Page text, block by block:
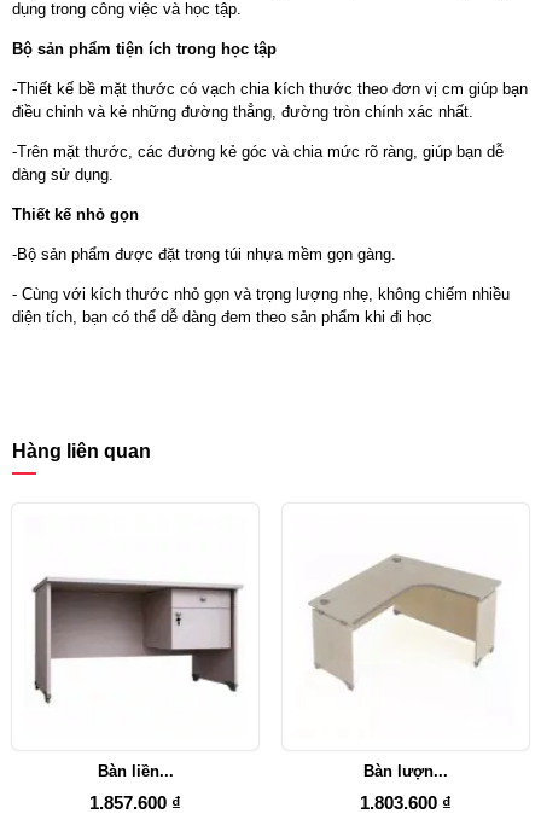
dụng trong công việc và học tập.
Bộ sản phẩm tiện ích trong học tập
-Thiết kế bề mặt thước có vạch chia kích thước theo đơn vị cm giúp bạn
điều chỉnh và kẻ những đường thẳng, đường tròn chính xác nhất.
-Trên mặt thước, các đường kẻ góc và chia mức rõ ràng, giúp bạn dễ
dàng sử dụng.
Thiết kế nhỏ gọn
-Bộ sản phẩm được đặt trong túi nhựa mềm gọn gàng.
- Cùng với kích thước nhỏ gọn và trọng lượng nhẹ, không chiếm nhiều
diện tích, bạn có thể dễ dàng đem theo sản phẩm khi đi học
Hàng liên quan
Bàn liền...
1.857.600 ₫
Bàn lượn...
1.803.600 ₫